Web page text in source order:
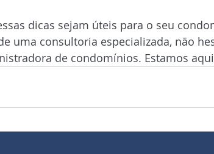
dicas sejam úteis para o seu
uma consultoria especializada, não
de condomínios. Estamos